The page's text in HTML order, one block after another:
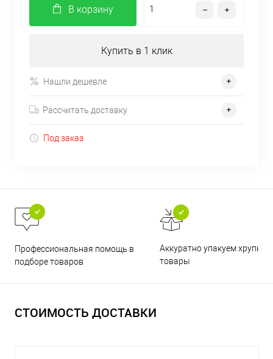
В корзину
Купить в 1 клик
Нашли дешевле
Рассчитать доставку
Под заказ
Профессиональная помощь в
подборе товаров
Аккуратно упакуем хрупкие
товары
СТОИМОСТЬ ДОСТАВКИ